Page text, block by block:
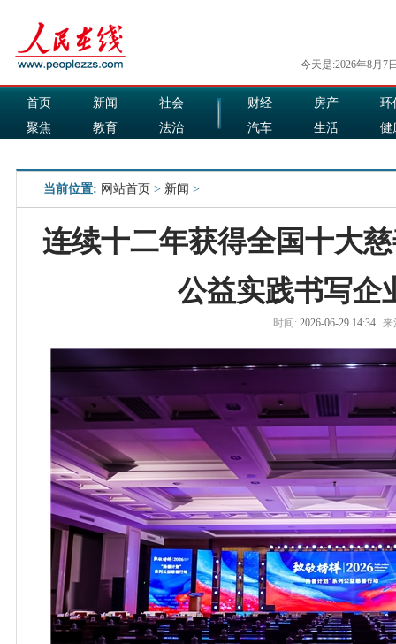
今天是:2026年8月7
首页 新闻
社会
聚焦
教育
法治
财经 房产
环
汽车
生活
健
当前位置: 网站首页 > 新闻 >
连续十二年获得全国十大
公益实践书写企
时间: 2026-06-29 14:34 来